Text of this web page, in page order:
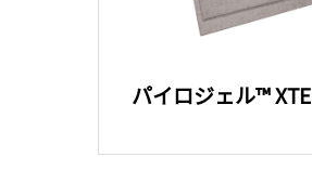
パイロジェル™ XTE